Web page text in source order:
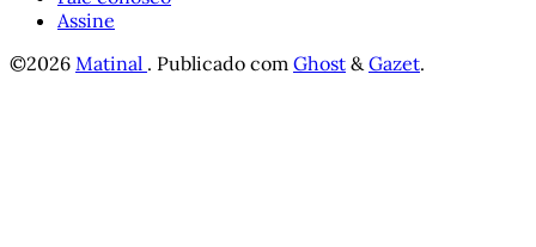
Assine
©2026 Matinal . Publicado com Ghost &Gazet.